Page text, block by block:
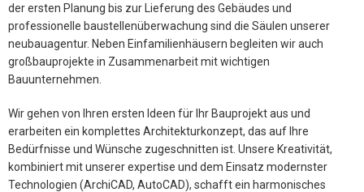
der ersten Planung bis zur Lieferung des Gebäudes und
professionelle baustellenüberwachung sind die Säulen unserer
neubauagentur. Neben Einfamilienhäusern begleiten wir auch
großbauprojekte in Zusammenarbeit mit wichtigen
Bauunternehmen.
Wir gehen von Ihren ersten Ideen für Ihr Bauprojekt aus und
erarbeiten ein komplettes Architekturkonzept, das auf Ihre
Bedürfnisse und Wünsche zugeschnitten ist. Unsere Kreativität,
kombiniert mit unserer expertise und dem Einsatz modernster
Technologien (ArchiCAD, AutoCAD), schafft ein harmonisches